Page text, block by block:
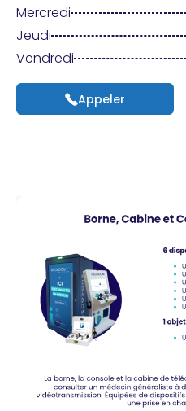
Mercredi
Jeudi
Vendredi
Appeler